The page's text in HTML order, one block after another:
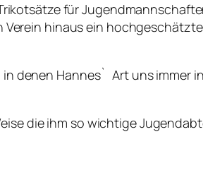
für
hinaus ein
denen Hannes` Art uns immer
die ihm so wichtige